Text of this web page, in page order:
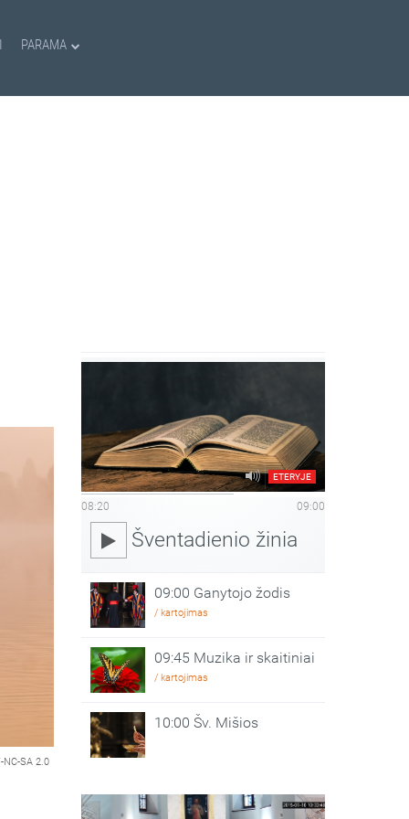
PARAMA
NC-SA 2.0
ETERYJE
08:20 09:00
Šventadienio žinia
09:00 Ganytojo žodis
/ kartojimas
09:45 Muzika ir skaitiniai
/ kartojimas
10:00 Šv. Mišios